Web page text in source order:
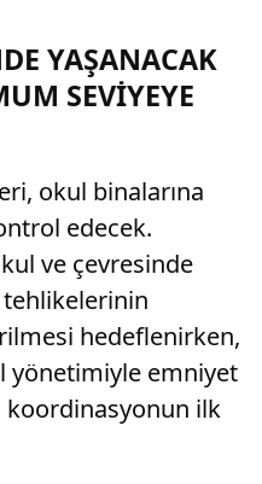
YAŞANACAK
SEVİYEYE
okul binalarına
edecek.
ve çevresinde
hedeflenirken,
yönetimiyle emniyet
koordinasyonun ilk